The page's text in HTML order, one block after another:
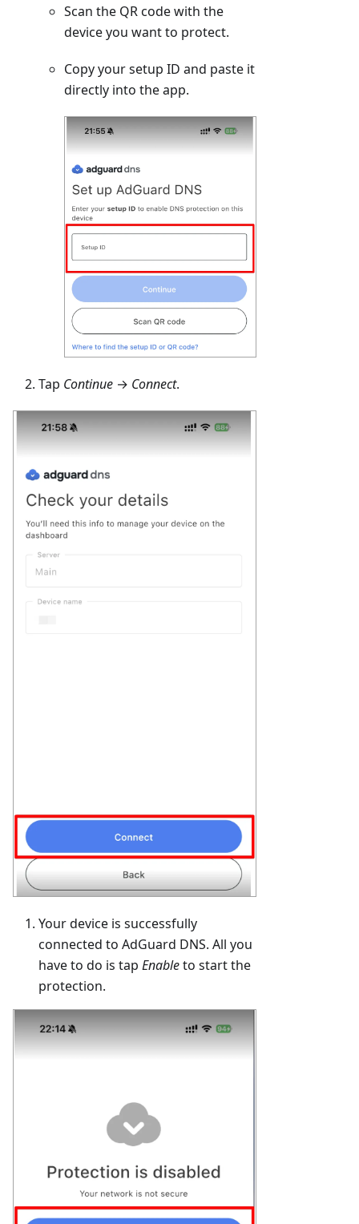
Scan the QR code with the
device you want to protect.
Copy your setup ID and paste it
directly into the app.
Tap Continue → Connect.
Your device is successfully
connected to AdGuard DNS. All you
have to do is tap Enableto start the
protection.